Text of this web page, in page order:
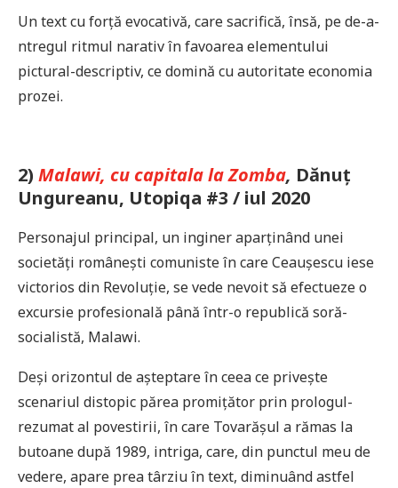
Un text cu forță evocativă, care sacrifică, însă, pe de-a-
ntregul ritmul narativ în favoarea elementului
pictural-descriptiv, ce domină cu autoritate economia
prozei.
2) Malawi, cu capitala la Zomba, Dănuț
Ungureanu, Utopiqa #3 / iul 2020
Personajul principal, un inginer aparținând unei
societăți românești comuniste în care Ceaușescu iese
victorios din Revoluție, se vede nevoit să efectueze o
excursie profesională până într-o republică soră-
socialistă, Malawi.
Deși orizontul de așteptare în ceea ce privește
scenariul distopic părea promițător prin prologul-
rezumat al povestirii, în care Tovarășul a rămas la
butoane după 1989, intriga, care, din punctul meu de
vedere, apare prea târziu în text, diminuând astfel